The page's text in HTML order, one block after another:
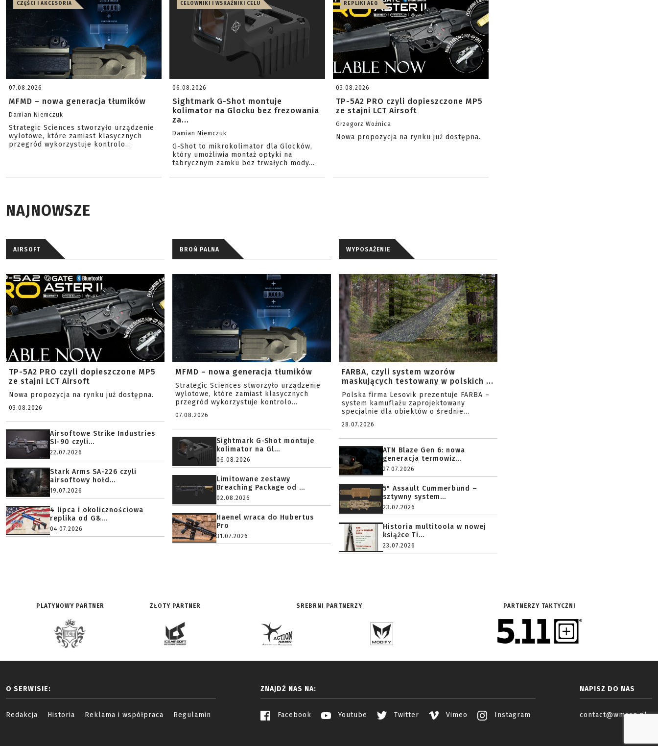
CZĘŚCI I AKCESORIA
07.08.2026
MFMD – nowa generacja tłumików
Damian Niemczuk
Strategic Sciences stworzyło urządzenie
wylotowe, które zamiast klasycznych
przegród wykorzystuje kontrolo...
CELOWNIKI I WSKAŹNIKI CELU
06.08.2026
Sightmark G-Shot montuje
kolimator na Glocku bez frezowania
za...
Damian Niemczuk
G-Shot to mikrokolimator dla Glocków,
który umożliwia montaż optyki na
fabrycznym zamku bez trwałych mody...
REPLIKI AEG
03.08.2026
TP-5A2 PRO czyli dopieszczone MP5
ze stajni LCT Airsoft
Grzegorz Woźnica
Nowa propozycja na rynku już dostępna.
NAJNOWSZE
AIRSOFT
TP-5A2 PRO czyli dopieszczone MP5
ze stajni LCT Airsoft
Nowa propozycja na rynku już dostępna.
03.08.2026
Airsoftowe Strike Industries
SI-90 czyli...
22.07.2026
Stark Arms SA-226 czyli
airsoftowy hołd...
19.07.2026
4 lipca i okolicznościowa
replika od G&...
04.07.2026
BROŃ PALNA
MFMD – nowa generacja tłumików
Strategic Sciences stworzyło urządzenie
wylotowe, które zamiast klasycznych
przegród wykorzystuje kontrolo...
07.08.2026
Sightmark G-Shot montuje
kolimator na Gl...
06.08.2026
Limitowane zestawy
Breaching Package od ...
02.08.2026
Haenel wraca do Hubertus
Pro
31.07.2026
WYPOSAŻENIE
FARBA, czyli system wzorów
maskujących testowany w polskich ...
Polska firma Lesovik prezentuje FARBA –
system kamuflażu zaprojektowany
specjalnie dla obiektów o średnie...
28.07.2026
ATN Blaze Gen 6: nowa
generacja termowiz...
27.07.2026
5" Assault Cummerbund –
sztywny system...
23.07.2026
Historia multitoola w nowej
książce Ti...
23.07.2026
PLATYNOWY PARTNER ZŁOTY PARTNER SREBRNI PARTNERZY PARTNERZY TAKTYCZNI
O SERWISIE:
Redakcja Historia Reklama i współpraca Regulamin
ZNAJDŹ NAS NA:
Facebook Youtube Twitter Vimeo Instagram
NAPISZ DO NAS
contact@wmasg.pl